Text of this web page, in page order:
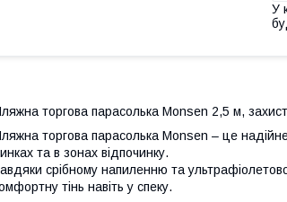
У
торгова парасолька Monsen 2,5 м,
торгова парасолька Monsen – це
та в зонах відпочинку.
срібному напиленню та
тінь навіть у спеку.